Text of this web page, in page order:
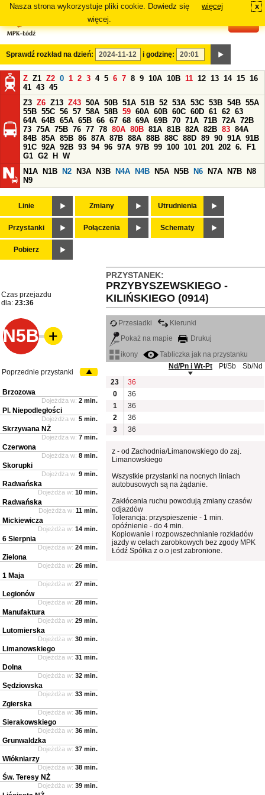
Nasza strona wykorzystuje pliki cookie. Dowiedz się
więcej.
więcej x
Sprawdź rozkład na dzień: i godzinę:
Z Z1 Z2 0 1 2 3 4 5 6 7 8 9 10A 10B 11 12 13 14 15 16
41 43 45
Z3 Z6 Z13 Z43 50A 50B 51A 51B 52 53A 53C 53B 54B 55A
55B 55C 56 57 58A 58B 59 60A 60B 60C 60D 61 62 63
64A 64B 65A 65B 66 67 68 69A 69B 70 71A 71B 72A 72B
73 75A 75B 76 77 78 80A 80B 81A 81B 82A 82B 83 84A
84B 85A 85B 86 87A 87B 88A 88B 88C 88D 89 90 91A 91B
91C 92A 92B 93 94 96 97A 97B 99 100 101 201 202 6.
F1
G1 G2 H
W
N1A
N1B N2 N3A N3B N4A N4B N5A N5B N6 N7A N7B
N8
N9
Linie Zmiany Utrudnienia
Przystanki Połączenia Schematy
Pobierz
PRZYSTANEK:
PRZYBYSZEWSKIEGO -
KILIŃSKIEGO (0914)
Czas przejazdu
dla: 23:36
N5B
Przesiadki
Kierunki
Pokaż na mapie
Drukuj
ikony
Tabliczka jak na przystanku
Nd/Pn i Wt-Pt
Pt/Sb
Sb/Nd
23
36
0
36
1
36
2
36
3
36
z - od Zachodnia/Limanowskiego do zaj.
Limanowskiego
Wszystkie przystanki na nocnych liniach
autobusowych są na żądanie.
Zakłócenia ruchu powodują zmiany czasów
odjazdów
Tolerancja: przyspieszenie - 1 min.
opóźnienie - do 4 min.
Kopiowanie i rozpowszechnianie rozkładów
jazdy w celach zarobkowych bez zgody MPK
Łódź Spółka z o.o jest zabronione.
Poprzednie przystanki
Brzozowa
Dojeżdża w: 2 min.
Pl. Niepodległości
Dojeżdża w: 5 min.
Skrzywana NŻ
Dojeżdża w: 7 min.
Czerwona
Dojeżdża w: 8 min.
Skorupki
Dojeżdża w: 9 min.
Radwańska
Dojeżdża w: 10 min.
Radwańska
Dojeżdża w: 11 min.
Mickiewicza
Dojeżdża w: 14 min.
6 Sierpnia
Dojeżdża w: 24 min.
Zielona
Dojeżdża w: 26 min.
1 Maja
Dojeżdża w: 27 min.
Legionów
Dojeżdża w: 28 min.
Manufaktura
Dojeżdża w: 29 min.
Lutomierska
Dojeżdża w: 30 min.
Limanowskiego
Dojeżdża w: 31 min.
Dolna
Dojeżdża w: 32 min.
Sędziowska
Dojeżdża w: 33 min.
Zgierska
Dojeżdża w: 35 min.
Sierakowskiego
Dojeżdża w: 36 min.
Grunwaldzka
Dojeżdża w: 37 min.
Włókniarzy
Dojeżdża w: 38 min.
Św. Teresy NŻ
Dojeżdża w: 39 min.